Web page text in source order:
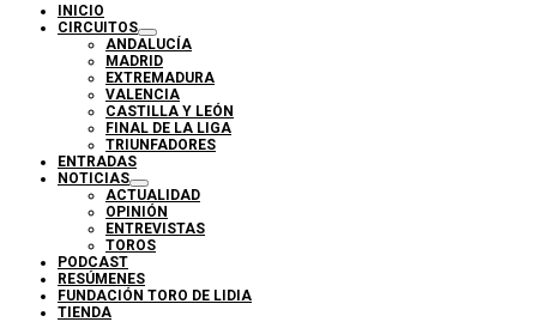
INICIO
CIRCUITOS
ANDALUCÍA
MADRID
EXTREMADURA
VALENCIA
CASTILLA Y LEÓN
FINAL DE LA LIGA
TRIUNFADORES
ENTRADAS
NOTICIAS
ACTUALIDAD
OPINIÓN
ENTREVISTAS
TOROS
PODCAST
RESÚMENES
FUNDACIÓN TORO DE LIDIA
TIENDA